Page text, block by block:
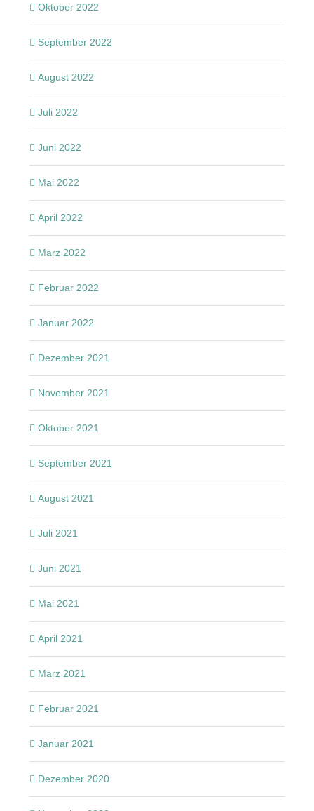
Oktober 2022
September 2022
August 2022
Juli 2022
Juni 2022
Mai 2022
April 2022
März 2022
Februar 2022
Januar 2022
Dezember 2021
November 2021
Oktober 2021
September 2021
August 2021
Juli 2021
Juni 2021
Mai 2021
April 2021
März 2021
Februar 2021
Januar 2021
Dezember 2020